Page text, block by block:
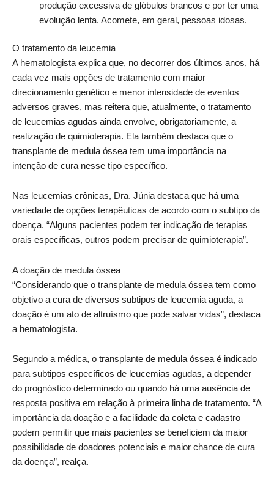
produção excessiva de glóbulos brancos e por ter uma
evolução lenta. Acomete, em geral, pessoas idosas.
O tratamento da leucemia
A hematologista explica que, no decorrer dos últimos anos, há
cada vez mais opções de tratamento com maior
direcionamento genético e menor intensidade de eventos
adversos graves, mas reitera que, atualmente, o tratamento
de leucemias agudas ainda envolve, obrigatoriamente, a
realização de quimioterapia. Ela também destaca que o
transplante de medula óssea tem uma importância na
intenção de cura nesse tipo específico.
Nas leucemias crônicas, Dra. Júnia destaca que há uma
variedade de opções terapêuticas de acordo com o subtipo da
doença. “Alguns pacientes podem ter indicação de terapias
orais específicas, outros podem precisar de quimioterapia”.
A doação de medula óssea
“Considerando que o transplante de medula óssea tem como
objetivo a cura de diversos subtipos de leucemia aguda, a
doação é um ato de altruísmo que pode salvar vidas”, destaca
a hematologista.
Segundo a médica, o transplante de medula óssea é indicado
para subtipos específicos de leucemias agudas, a depender
do prognóstico determinado ou quando há uma ausência de
resposta positiva em relação à primeira linha de tratamento. “A
importância da doação e a facilidade da coleta e cadastro
podem permitir que mais pacientes se beneficiem da maior
possibilidade de doadores potenciais e maior chance de cura
da doença”, realça.